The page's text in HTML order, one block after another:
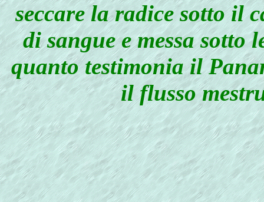
seccare la radice sotto il
di sangue e messa sotto
quanto testimonia il
il flusso